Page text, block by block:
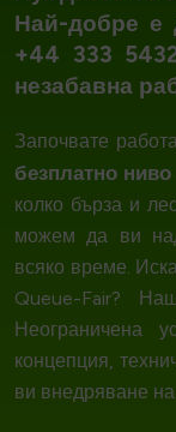
Най-добре е
+44 333
незабавна
Започвате
безплатно ниво
колко бърза и
можем да ви
всяко време.
Queue-Fair?
Неограничена
концепция,
ви внедряване